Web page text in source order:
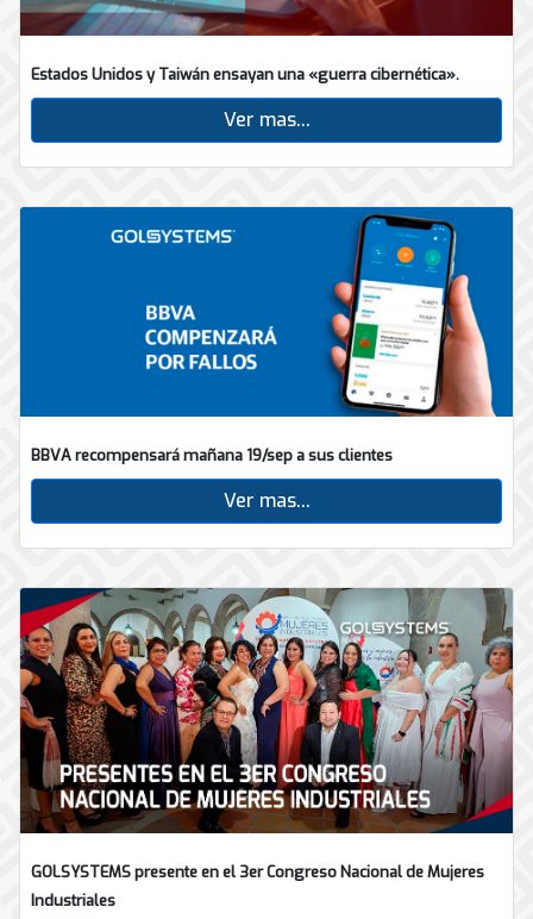
Estados Unidos y Taiwán ensayan una «guerra cibernética».
Ver mas...
BBVA recompensará mañana 19/sep a sus clientes
Ver mas...
GOLSYSTEMS presente en el 3er Congreso Nacional de Mujeres
Industriales